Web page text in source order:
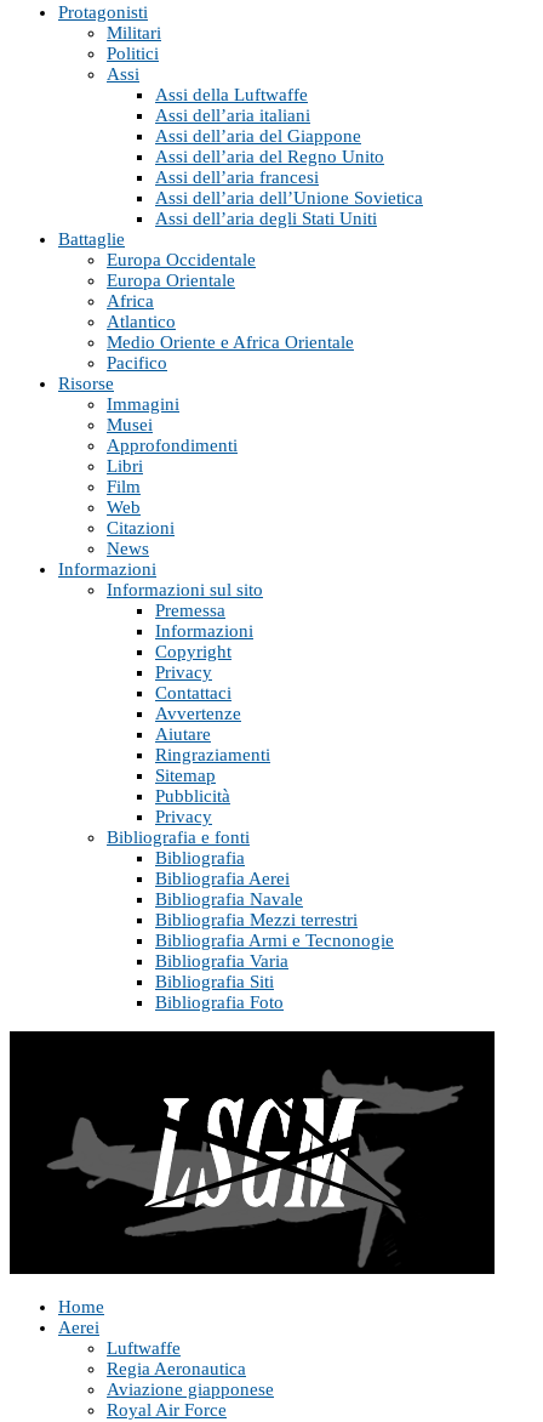
Protagonisti
Militari
Politici
Assi
Assi della Luftwaffe
Assi dell’aria italiani
Assi dell’aria del Giappone
Assi dell’aria del Regno Unito
Assi dell’aria francesi
Assi dell’aria dell’Unione Sovietica
Assi dell’aria degli Stati Uniti
Battaglie
Europa Occidentale
Europa Orientale
Africa
Atlantico
Medio Oriente e Africa Orientale
Pacifico
Risorse
Immagini
Musei
Approfondimenti
Libri
Film
Web
Citazioni
News
Informazioni
Informazioni sul sito
Premessa
Informazioni
Copyright
Privacy
Contattaci
Avvertenze
Aiutare
Ringraziamenti
Sitemap
Pubblicità
Privacy
Bibliografia e fonti
Bibliografia
Bibliografia Aerei
Bibliografia Navale
Bibliografia Mezzi terrestri
Bibliografia Armi e Tecnonogie
Bibliografia Varia
Bibliografia Siti
Bibliografia Foto
Home
Aerei
Luftwaffe
Regia Aeronautica
Aviazione giapponese
Royal Air Force